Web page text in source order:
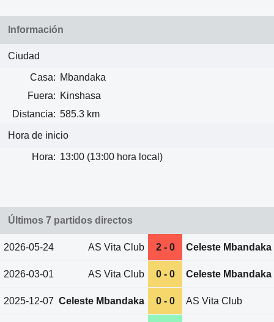
Información
Ciudad
Casa: Mbandaka
Fuera: Kinshasa
Distancia: 585.3 km
Hora de inicio
Hora: 13:00 (13:00 hora local)
Últimos 7 partidos directos
2026-05-24 AS Vita Club 2 - 0 Celeste Mbandaka
2026-03-01 AS Vita Club 0 - 0 Celeste Mbandaka
2025-12-07 Celeste Mbandaka 0 - 0 AS Vita Club